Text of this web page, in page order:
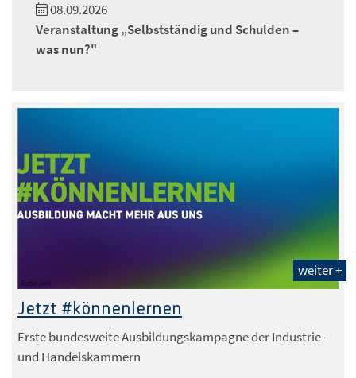
08.09.2026
Veranstaltung „Selbstständig und Schulden –
was nun?"
Foto: IHK
weiter +
Jetzt #könnenlernen
Erste bundesweite Ausbildungskampagne der Industrie-
und Handelskammern